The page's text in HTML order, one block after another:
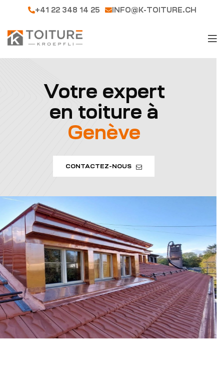
+41 22 348 14 25 INFO@K-TOITURE.CH
Votre expert
en toiture à
Genève
CONTACTEZ-NOUS